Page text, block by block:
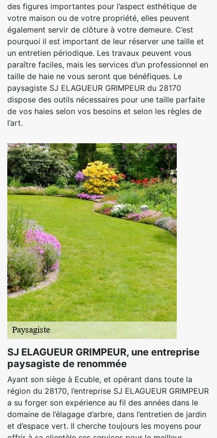
des figures importantes pour l’aspect esthétique de
votre maison ou de votre propriété, elles peuvent
également servir de clôture à votre demeure. C’est
pourquoi il est important de leur réserver une taille et
un entretien périodique. Les travaux peuvent vous
paraître faciles, mais les services d’un professionnel en
taille de haie ne vous seront que bénéfiques. Le
paysagiste SJ ELAGUEUR GRIMPEUR du 28170
dispose des outils nécessaires pour une taille parfaite
de vos haies selon vos besoins et selon les règles de
l’art.
SJ ELAGUEUR GRIMPEUR, une entreprise
paysagiste de renommée
Ayant son siège à Ecuble, et opérant dans toute la
région du 28170, l’entreprise SJ ELAGUEUR GRIMPEUR
a su forger son expérience au fil des années dans le
domaine de l’élagage d’arbre, dans l’entretien de jardin
et d’espace vert. Il cherche toujours les moyens pour